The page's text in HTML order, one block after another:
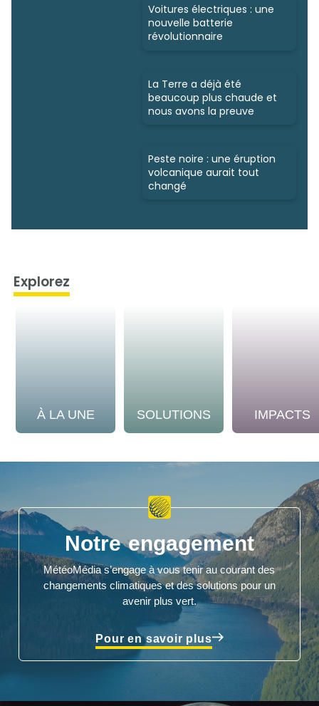
Voitures électriques : une
nouvelle batterie
révolutionnaire
La Terre a déjà été
beaucoup plus chaude et
nous avons la preuve
Peste noire : une éruption
volcanique aurait tout
changé
Explorez
À LA UNE SOLUTIONS IMPACTS
Notre engagement
MétéoMédia s’engage à vous tenir au courant des
changements climatiques et des solutions pour un
avenir plus vert.
Pour en savoir plus